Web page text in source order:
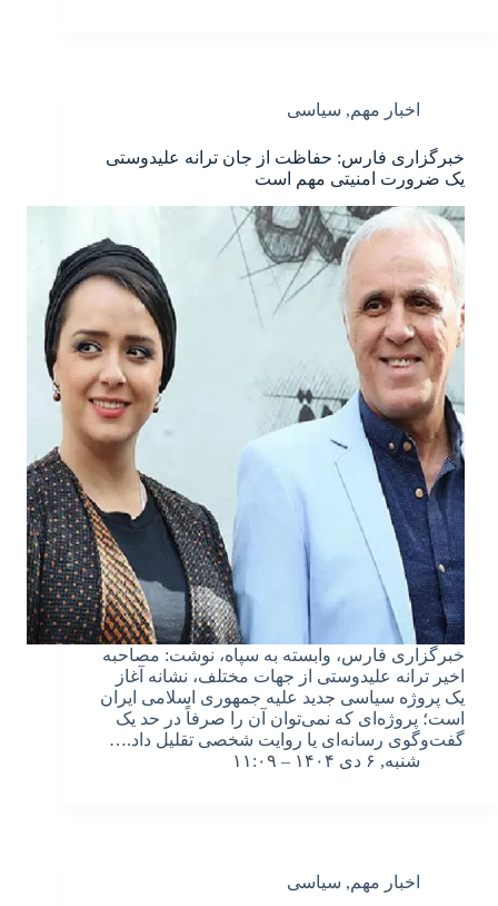
اخبار مهم, سیاسی
خبرگزاری فارس: حفاظت از جان ترانه علیدوستی
یک ضرورت امنیتی مهم است
خبرگزاری فارس، وابسته به سپاه، نوشت: مصاحبه‌
اخیر ترانه علیدوستی از جهات مختلف، نشانه آغاز
یک پروژه سیاسی جدید علیه جمهوری اسلامی ایران
است؛ پروژه‌ای که نمی‌توان آن را صرفاً در حد یک
گفت‌وگوی رسانه‌ای یا روایت شخصی تقلیل داد.…
شنبه, ۶ دی ۱۴۰۴ – ۱۱:۰۹
اخبار مهم, سیاسی